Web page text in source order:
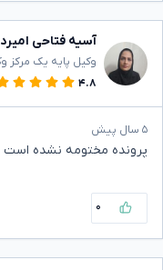
آسیه فتاحی
وکیل پایه یک مرکز
۴.۸
۵ سال پیش
پرونده مختومه نشده است
۰